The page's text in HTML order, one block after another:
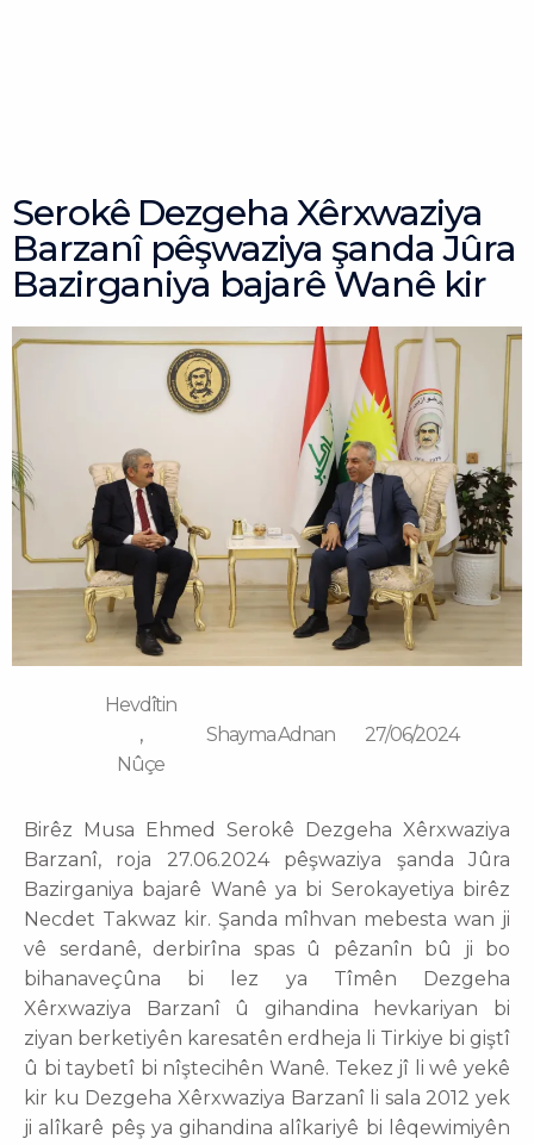
Serokê Dezgeha Xêrxwaziya
Barzanî pêşwaziya şanda Jûra
Bazirganiya bajarê Wanê kir
Hevdîtin
,
Nûçe
Shayma Adnan 27/06/2024
Birêz Musa Ehmed Serokê Dezgeha Xêrxwaziya
Barzanî, roja 27.06.2024 pêşwaziya şanda Jûra
Bazirganiya bajarê Wanê ya bi Serokayetiya birêz
Necdet Takwaz kir. Şanda mîhvan mebesta wan ji
vê serdanê, derbirîna spas û pêzanîn bû ji bo
bihanaveçûna bi lez ya Tîmên Dezgeha
Xêrxwaziya Barzanî û gihandina hevkariyan bi
ziyan berketiyên karesatên erdheja li Tirkiye bi giştî
û bi taybetî bi nîştecihên Wanê. Tekez jî li wê yekê
kir ku Dezgeha Xêrxwaziya Barzanî li sala 2012 yek
ji alîkarê pêş ya gihandina alîkariyê bi lêqewimiyên